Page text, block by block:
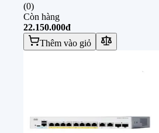
(0)
Còn hàng
22.150.000đ
Thêm vào giỏ